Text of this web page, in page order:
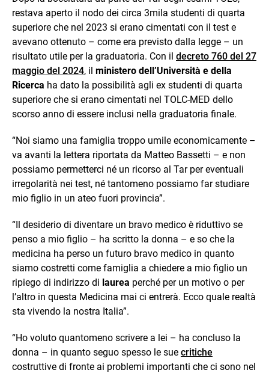
restava aperto il nodo dei circa 3mila studenti di quarta
superiore che nel 2023 si erano cimentati con il test e
avevano ottenuto – come era previsto dalla legge – un
risultato utile per la graduatoria. Con il decreto 760 del 27
maggio del 2024, il ministero dell’Università e della
Ricerca ha dato la possibilità agli ex studenti di quarta
superiore che si erano cimentati nel TOLC-MED dello
scorso anno di essere inclusi nella graduatoria finale.
“Noi siamo una famiglia troppo umile economicamente –
va avanti la lettera riportata da Matteo Bassetti – e non
possiamo permetterci né un ricorso al Tar per eventuali
irregolarità nei test, né tantomeno possiamo far studiare
mio figlio in un ateo fuori provincia”.
“Il desiderio di diventare un bravo medico è riduttivo se
penso a mio figlio – ha scritto la donna – e so che la
medicina ha perso un futuro bravo medico in quanto
siamo costretti come famiglia a chiedere a mio figlio un
ripiego di indirizzo di laurea perché per un motivo o per
l’altro in questa Medicina mai ci entrerà. Ecco quale realtà
sta vivendo la nostra Italia”.
“Ho voluto quantomeno scrivere a lei – ha concluso la
donna – in quanto seguo spesso le sue critiche
costruttive di fronte ai problemi importanti che ci sono nel